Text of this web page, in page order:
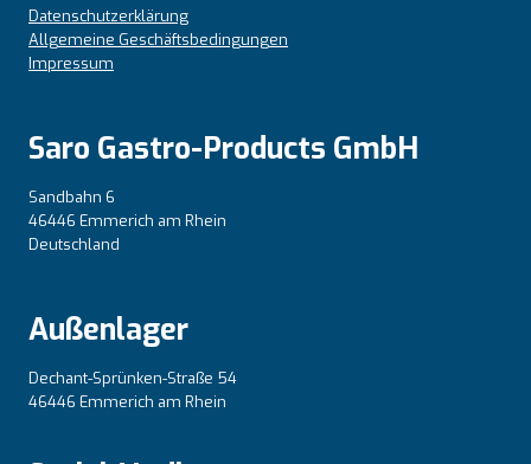
Datenschutzerklärung
Allgemeine Geschäftsbedingungen
Impressum
Saro Gastro-Products GmbH
Sandbahn 6
46446 Emmerich am Rhein
Deutschland
Außenlager
Dechant-Sprünken-Straße 54
46446 Emmerich am Rhein